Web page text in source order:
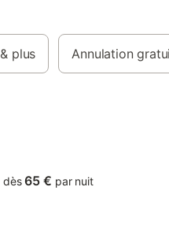
& plus Annulation
dès 65 € par nuit